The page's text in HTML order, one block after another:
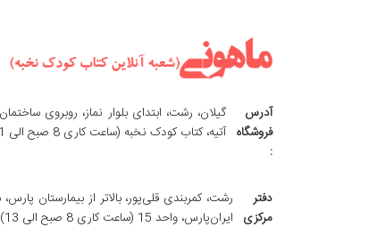
آدرس
فروشگاه
:
گیلان، رشت، ابتدای بلوار نماز، روبروی
آتیه، کتاب کودک نخبه (ساعت کاری 8 صبح الی 21)
دفتر
مرکزی
رشت، کمربندی قلی‌پور، بالاتر از بیمارستان
ایران‌پارس، واحد 15 (ساعت کاری 8 صبح الی 13)